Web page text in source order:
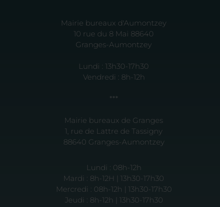
Mairie bureaux d'Aumontzey
10 rue du 8 Mai 88640
Granges-Aumontzey
Lundi : 13h30-17h30
Vendredi : 8h-12h
***
Mairie bureaux de Granges
1, rue de Lattre de Tassigny
88640 Granges-Aumontzey
Lundi : 08h-12h
Mardi : 8h-12H | 13h30-17h30
Mercredi : 08h-12h | 13h30-17h30
Jeudi : 8h-12h | 13h30-17h30